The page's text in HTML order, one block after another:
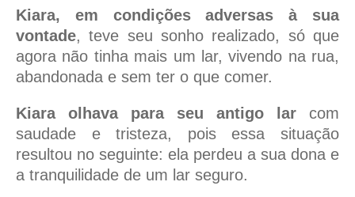
Kiara, em condições adversas à sua
vontade, teve seu sonho realizado, só que
agora não tinha mais um lar, vivendo na rua,
abandonada e sem ter o que comer.
Kiara olhava para seu antigo lar com
saudade e tristeza, pois essa situação
resultou no seguinte: ela perdeu a sua dona e
a tranquilidade de um lar seguro.